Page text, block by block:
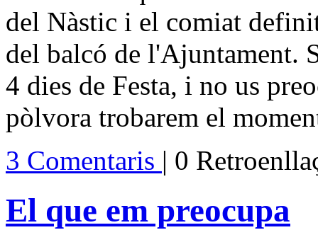
del Nàstic i el comiat
del balcó de l'Ajuntament.
4 dies de Festa, i no us
pòlvora trobarem el
3 Comentaris | 0
El que em preocupa